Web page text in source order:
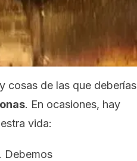
cosas de las que deberías
. En ocasiones, hay
vida:
. Debemos